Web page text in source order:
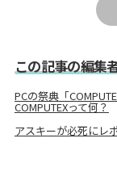
この記事の編集
PCの祭典「
COMPUTEXって何？
アスキーが必死にレ